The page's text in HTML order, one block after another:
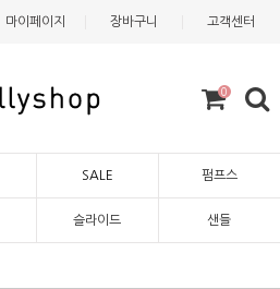
마이페이지 장바구니 고객센터
0
SALE 펌프스
슬라이드 샌들